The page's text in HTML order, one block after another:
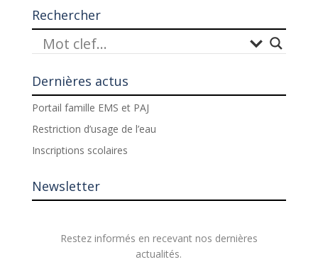
Rechercher
Dernières actus
Portail famille EMS et PAJ
Restriction d’usage de l’eau
Inscriptions scolaires
Newsletter
Restez informés en recevant nos dernières
actualités.